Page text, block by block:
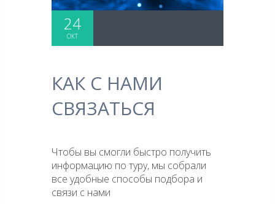
24
ОКТ
КАК С НАМИ
СВЯЗАТЬСЯ
Чтобы вы смогли быстро получить
информацию по туру, мы собрали
все удобные способы подбора и
связи с нами